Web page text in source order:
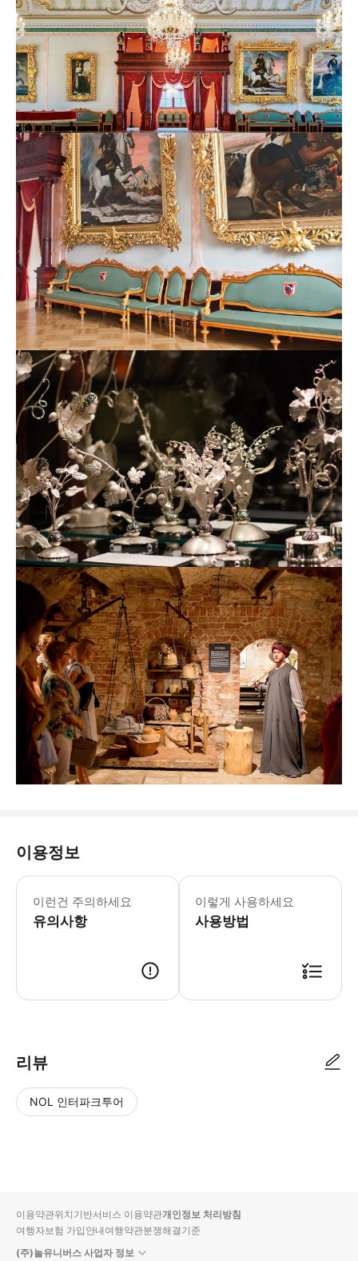
이용정보
이런건 주의하세요
유의사항
검은머리 전당 화요일-일요일: 10:00-
이렇게 사용하세요
사용방법
리뷰
NOL 인터파크투어
입니
다.
순
상
이용약관위치기반서비스 이용약관개인정보 처리방침
여행자보험 가입안내여행약관분쟁해결기준
(주)놀유니버스 사업자 정보